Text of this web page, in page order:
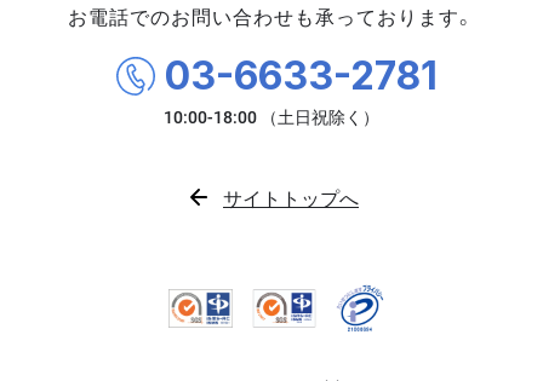
お電話でのお問い合わせも承っております。
03-6633-2781
サイトトップへ